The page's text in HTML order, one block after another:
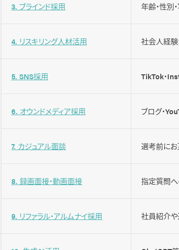
3. ブラインド採用 年齢・性別
4. リスキリング人材活用 社会人経験
5. SNS採用 TikTok・
6. オウンドメディア採用 ブログ・
7. カジュアル面談 選考前にお
8. 録画面接・動画面接 指定質問へ
9. リファラル・アルムナイ採用 社員紹介や